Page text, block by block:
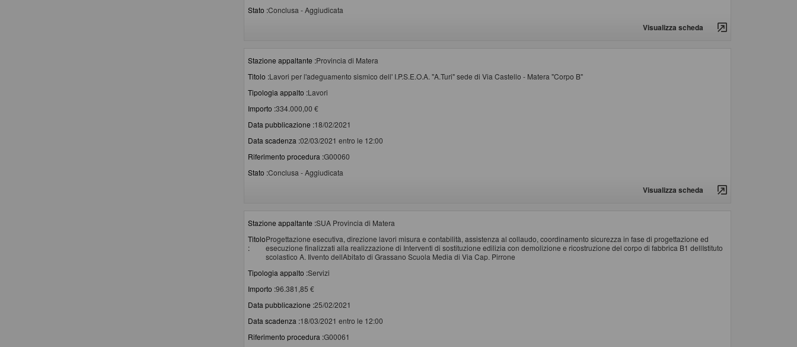
Stato :Conclusa - Aggiudicata
Visualizza scheda
Stazione appaltante :Provincia di Matera
Titolo :Lavori per l'adeguamento sismico dell' I.P.S.E.O.A. "A.Turi" sede di Via Castello - Matera "Corpo B"
Tipologia appalto :Lavori
Importo :334.000,00 €
Data pubblicazione :18/02/2021
Data scadenza :02/03/2021 entro le 12:00
Riferimento procedura :G00060
Stato :Conclusa - Aggiudicata
Visualizza scheda
Stazione appaltante :SUA Provincia di Matera
Titolo
:
Progettazione esecutiva, direzione lavori misura e contabilità, assistenza al collaudo, coordinamento sicurezza in fase di progettazione ed
esecuzione finalizzati alla realizzazione di Interventi di sostituzione edilizia con demolizione e ricostruzione del corpo di fabbrica B1 dellIstituto
scolastico A. Ilvento dellAbitato di Grassano Scuola Media di Via Cap. Pirrone
Tipologia appalto :Servizi
Importo :96.381,85 €
Data pubblicazione :25/02/2021
Data scadenza :18/03/2021 entro le 12:00
Riferimento procedura :G00061